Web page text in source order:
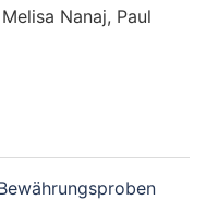
Nanaj, Paul